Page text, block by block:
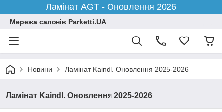
Ламінат AGT - Оновлення 2026
Мережа салонів Parketti.UA
Новини Ламінат Kaindl. Оновлення 2025-2026
Ламінат Kaindl. Оновлення 2025-2026